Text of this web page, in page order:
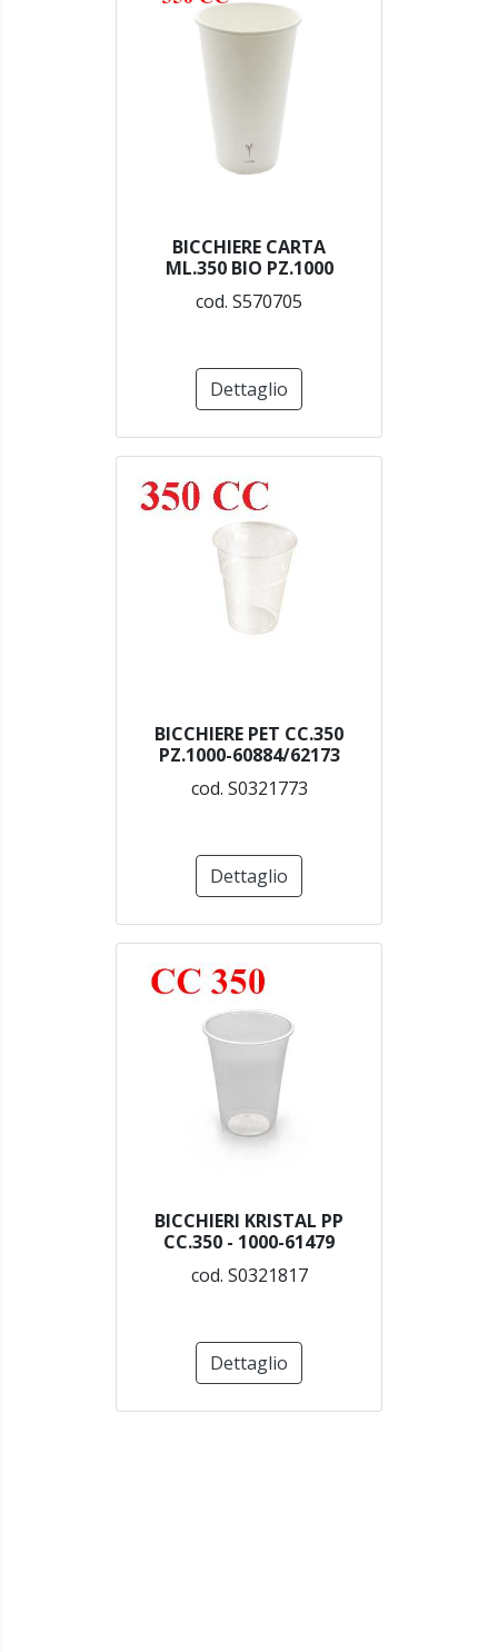
BICCHIERE CARTA
ML.350 BIO PZ.1000
cod. S570705
Dettaglio
BICCHIERE PET CC.350
PZ.1000-60884/62173
cod. S0321773
Dettaglio
BICCHIERI KRISTAL PP
CC.350 - 1000-61479
cod. S0321817
Dettaglio